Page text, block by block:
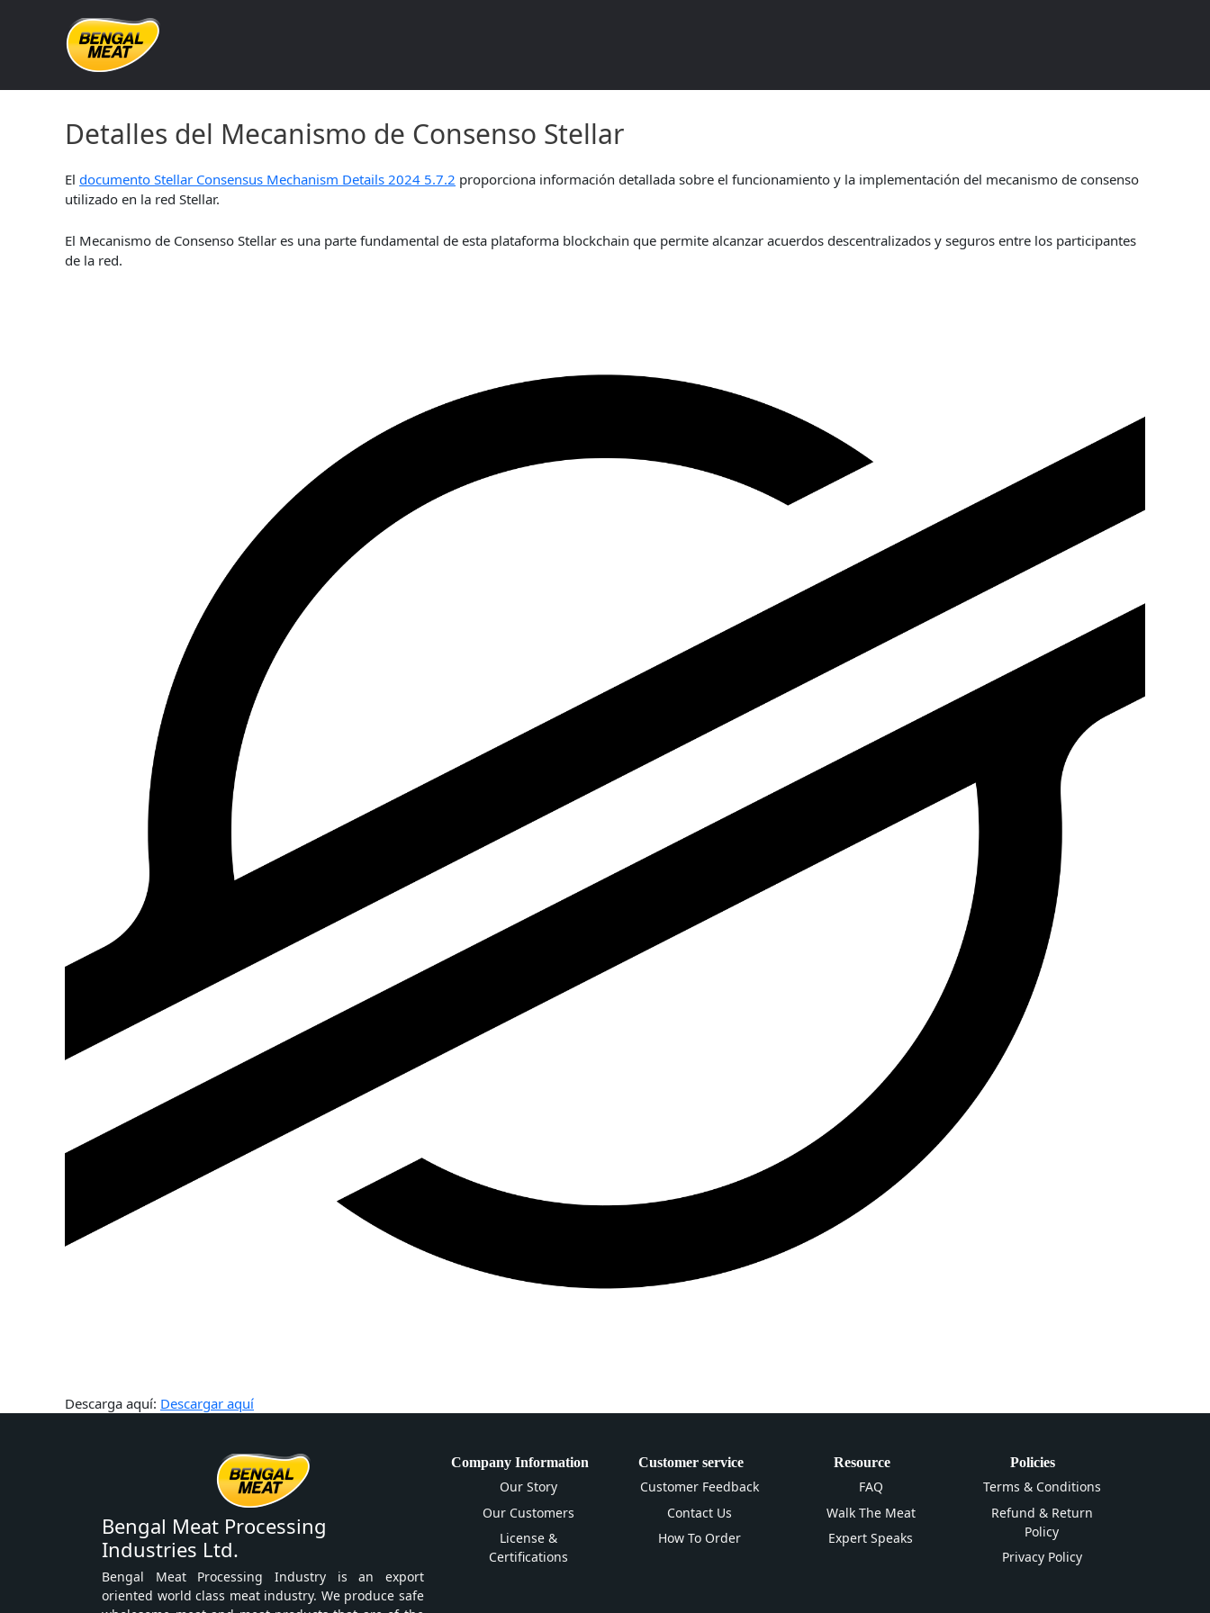
Detalles del Mecanismo de Consenso Stellar 2024 5.7.2
Detalles del Mecanismo de Consenso Stellar
El documento Stellar Consensus Mechanism Details 2024 5.7.2 proporciona información detallada sobre el funcionamiento y la implementación del mecanismo de consenso
utilizado en la red Stellar.
El Mecanismo de Consenso Stellar es una parte fundamental de esta plataforma blockchain que permite alcanzar acuerdos descentralizados y seguros entre los participantes
de la red.
Descarga aquí: Descargar aquí
Bengal Meat Processing
Industries Ltd.
Bengal Meat Processing Industry is an export
oriented world class meat industry. We produce safe
Company Information
Our Story
Our Customers
License &
Certifications
Customer service
Customer Feedback
Contact Us
How To Order
Resource
FAQ
Walk The Meat
Expert Speaks
Policies
Terms & Conditions
Refund & Return
Policy
Privacy Policy